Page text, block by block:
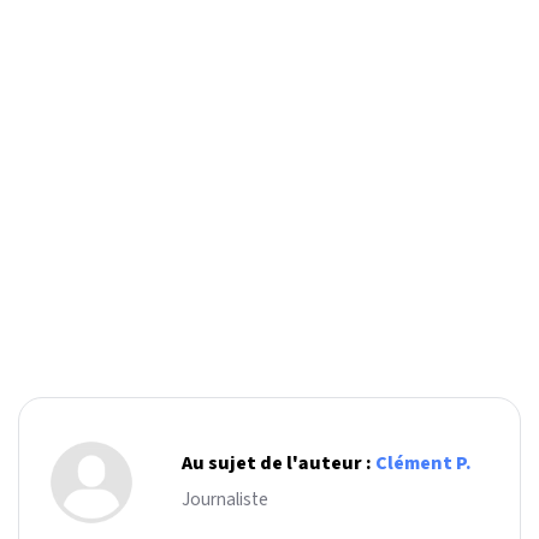
Au sujet de l'auteur : Clément P.
Journaliste